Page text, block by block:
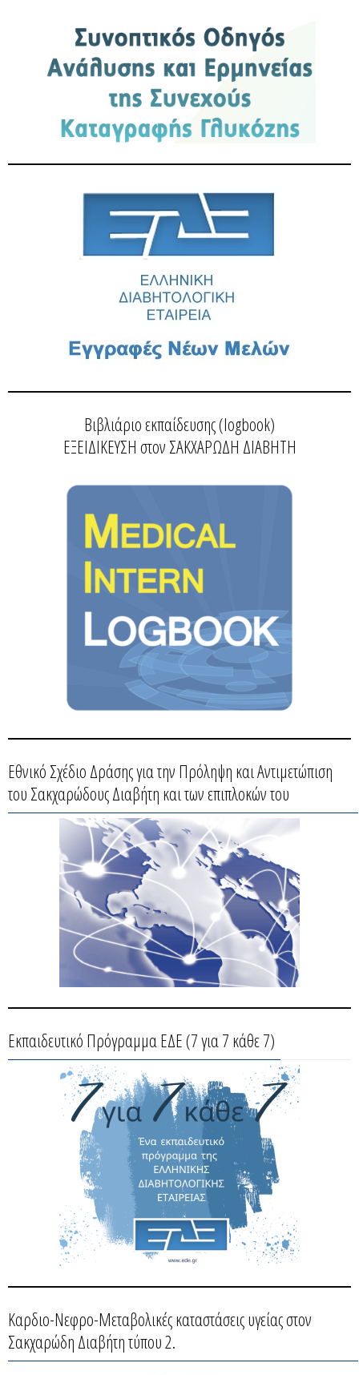
Βιβλιάριο εκπαίδευσης (logbook)
ΕΞΕΙΔΙΚΕΥΣΗ στον ΣΑΚΧΑΡΩΔΗ ΔΙΑΒΗΤΗ
Εθνικό Σχέδιο Δράσης για την Πρόληψη και Αντιμετώπιση
του Σακχαρώδους Διαβήτη και των επιπλοκών του
Εκπαιδευτικό Πρόγραμμα ΕΔΕ (7 για 7 κάθε 7)
Καρδιο-Νεφρο-Μεταβολικές καταστάσεις υγείας στον
Σακχαρώδη Διαβήτη τύπου 2.